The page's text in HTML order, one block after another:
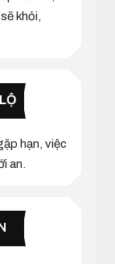
khỏi,
hạn, việc
an.